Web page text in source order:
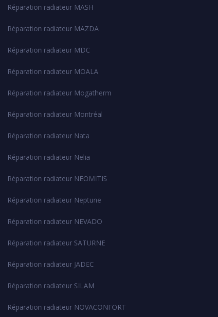
Réparation radiateur MASH
Réparation radiateur MAZDA
Réparation radiateur MDC
Réparation radiateur MOALA
Réparation radiateur Mogatherm
Réparation radiateur Montréal
Réparation radiateur Nata
Réparation radiateur Nelia
Réparation radiateur NEOMITIS
Réparation radiateur Neptune
Réparation radiateur NEVADO
Réparation radiateur SATURNE
Réparation radiateur JADEC
Réparation radiateur SILAM
Réparation radiateur NOVACONFORT